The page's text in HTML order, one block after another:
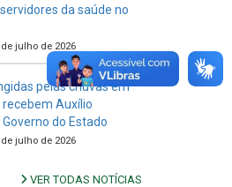
da saúde no
julho de 2026
pelas chuvas em
Auxílio
do Estado
julho de 2026
VER TODAS NOTÍCIAS